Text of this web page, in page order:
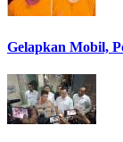
Gelapkan Mobil,